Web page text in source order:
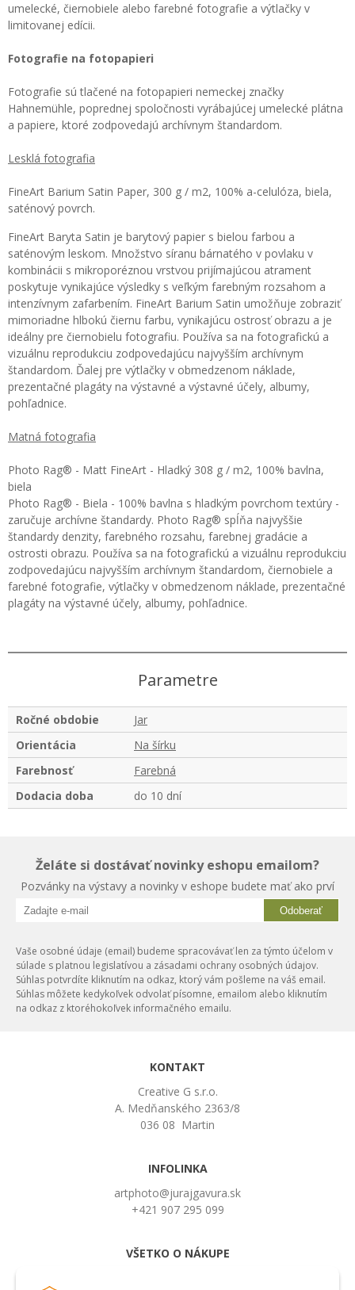
umelecké, čiernobiele alebo farebné fotografie a výtlačky v
limitovanej edícii.
Fotografie na fotopapieri
Fotografie sú tlačené na fotopapieri nemeckej značky
Hahnemühle, poprednej spoločnosti vyrábajúcej umelecké plátna
a papiere, ktoré zodpovedajú archívnym štandardom.
Lesklá fotografia
FineArt Barium Satin Paper, 300 g / m2, 100% a-celulóza, biela,
saténový povrch.
FineArt Baryta Satin je barytový papier s bielou farbou a
saténovým leskom. Množstvo síranu bárnatého v povlaku v
kombinácii s mikroporéznou vrstvou prijímajúcou atrament
poskytuje vynikajúce výsledky s veľkým farebným rozsahom a
intenzívnym zafarbením. FineArt Barium Satin umožňuje zobraziť
mimoriadne hlbokú čiernu farbu, vynikajúcu ostrosť obrazu a je
ideálny pre čiernobielu fotografiu. Používa sa na fotografickú a
vizuálnu reprodukciu zodpovedajúcu najvyšším archívnym
štandardom. Ďalej pre výtlačky v obmedzenom náklade,
prezentačné plagáty na výstavné a výstavné účely, albumy,
pohľadnice.
Matná fotografia
Photo Rag® - Matt FineArt - Hladký 308 g / m2, 100% bavlna,
biela
Photo Rag® - Biela - 100% bavlna s hladkým povrchom textúry -
zaručuje archívne štandardy. Photo Rag® spĺňa najvyššie
štandardy denzity, farebného rozsahu, farebnej gradácie a
ostrosti obrazu. Používa sa na fotografickú a vizuálnu reprodukciu
zodpovedajúcu najvyšším archívnym štandardom, čiernobiele a
farebné fotografie, výtlačky v obmedzenom náklade, prezentačné
plagáty na výstavné účely, albumy, pohľadnice.
Parametre
Ročné obdobie
Jar
Orientácia
Na šírku
Farebnosť
Farebná
Dodacia doba
do 10 dní
Želáte si dostávať novinky eshopu emailom?
Pozvánky na výstavy a novinky v eshope budete mať ako prví
Odoberať
Vaše osobné údaje (email) budeme spracovávať len za týmto účelom v
súlade s platnou legislatívou a zásadami ochrany osobných údajov.
Súhlas potvrdíte kliknutím na odkaz, ktorý vám pošleme na váš email.
Súhlas môžete kedykoľvek odvolať písomne, emailom alebo kliknutím
na odkaz z ktoréhokoľvek informačného emailu.
KONTAKT
Creative G s.r.o.
A. Medňanského 2363/8
036 08 Martin
INFOLINKA
artphoto@jurajgavura.sk
+421 907 295 099
VŠETKO O NÁKUPE